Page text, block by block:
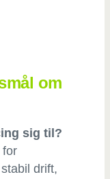
om
sig til?
for
drift,